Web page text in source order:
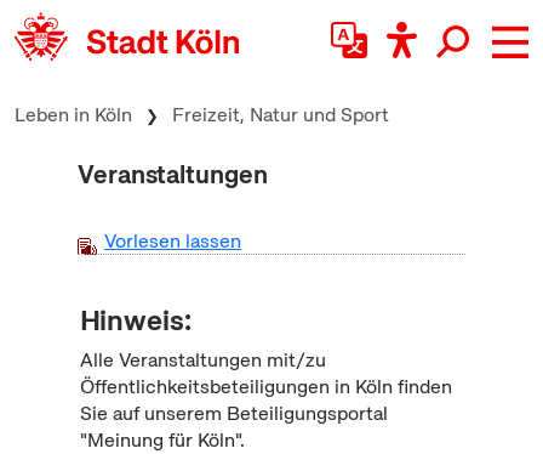
zum Inhalt springen
Leben in Köln Freizeit, Natur und Sport
Veranstaltungen
Vorlesen lassen
Hinweis:
Alle Veranstaltungen mit/zu
Öffentlichkeitsbeteiligungen in Köln finden
Sie auf unserem Beteiligungsportal
"Meinung für Köln".